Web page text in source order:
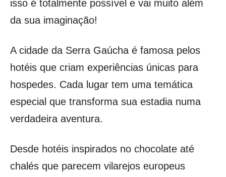
isso é totalmente possível e vai muito além
da sua imaginação!
A cidade da Serra Gaúcha é famosa pelos
hotéis que criam experiências únicas para
hospedes. Cada lugar tem uma temática
especial que transforma sua estadia numa
verdadeira aventura.
Desde hotéis inspirados no chocolate até
chalés que parecem vilarejos europeus